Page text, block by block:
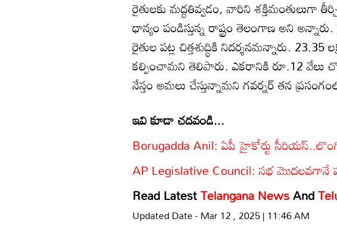
రైతులకు మద్దతివ్వడం, వారిని శక్తిమంతులుగా
ధాన్యం పండిస్తున్న రాష్ట్రం తెలంగాణ అని
రైతుల పట్ల చిత్తశుద్ధికి నిదర్శనమన్నారు.
కల్పించామని తెలిపారు. ఎకరానికి రూ.12 వేలు
నేస్తం అమలు చేస్తున్నామని గవర్నర్ తన
ఇవి కూడా చదవండి...
Borugadda Anil: ఏపీ హైకోర్టు
AP Legislative Council: సభ మొదలవగానే
Read LatestTelangana NewsAnd
Updated Date - Mar 12 , 2025 | 11:46 AM